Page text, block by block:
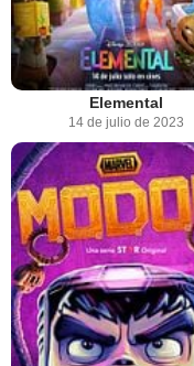
Elemental
14 de julio de 2023